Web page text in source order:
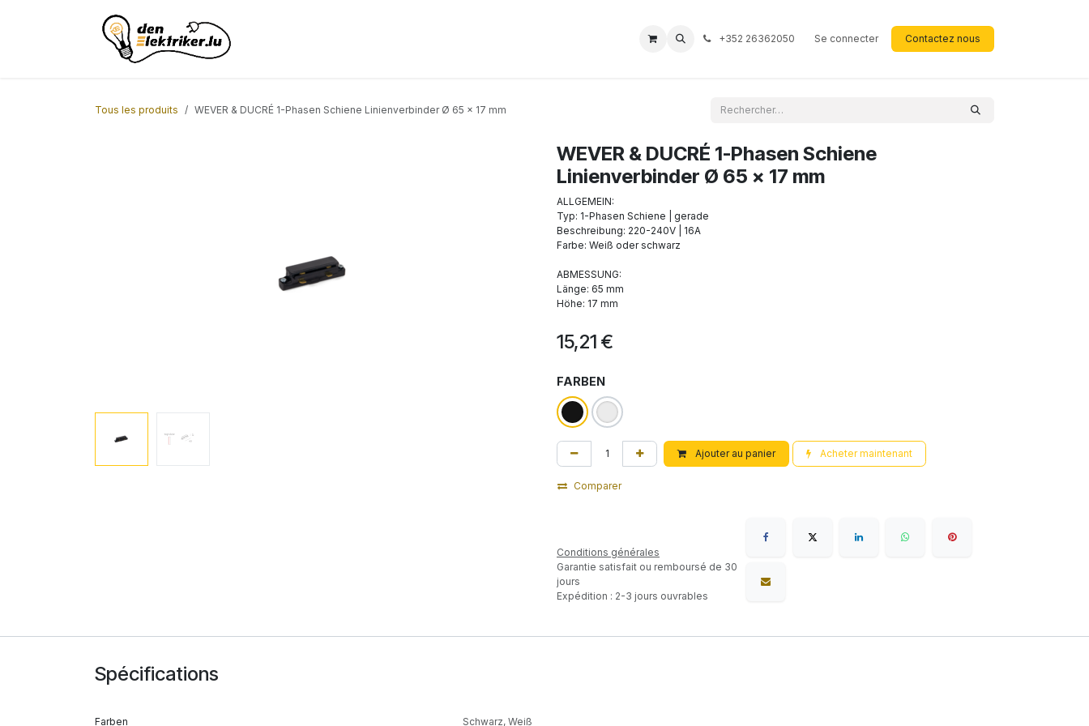
+352 26362050 Se connecter Contactez nous
Tous les produits WEVER & DUCRÉ 1-Phasen Schiene Linienverbinder Ø 65 x 17 mm
WEVER & DUCRÉ 1-Phasen Schiene
Linienverbinder Ø 65 x 17 mm
ALLGEMEIN:
Typ: 1-Phasen Schiene | gerade
Beschreibung: 220-240V | 16A
Farbe: Weiß oder schwarz
ABMESSUNG:
Länge: 65 mm
Höhe: 17 mm
15,21 €
FARBEN
Ajouter au panier Acheter maintenant
Comparer
Conditions générales
Garantie satisfait ou remboursé de 30
jours
Expédition : 2-3 jours ouvrables
Spécifications
Farben Schwarz, Weiß